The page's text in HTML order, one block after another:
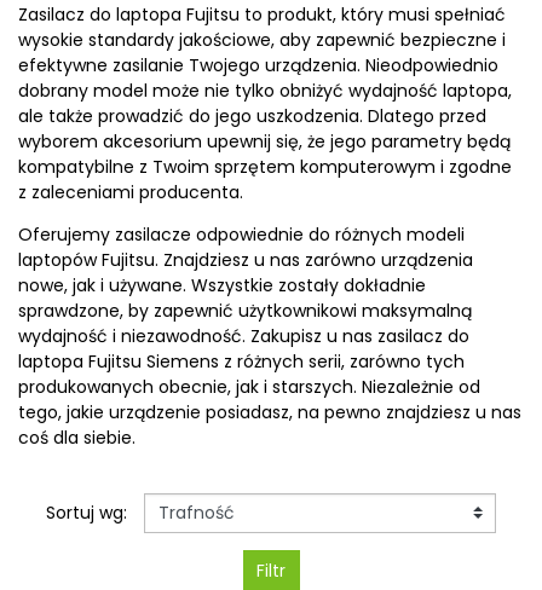
Zasilacz do laptopa Fujitsu to produkt, który musi spełniać
wysokie standardy jakościowe, aby zapewnić bezpieczne i
efektywne zasilanie Twojego urządzenia. Nieodpowiednio
dobrany model może nie tylko obniżyć wydajność laptopa,
ale także prowadzić do jego uszkodzenia. Dlatego przed
wyborem akcesorium upewnij się, że jego parametry będą
kompatybilne z Twoim sprzętem komputerowym i zgodne
z zaleceniami producenta.
Oferujemy zasilacze odpowiednie do różnych modeli
laptopów Fujitsu. Znajdziesz u nas zarówno urządzenia
nowe, jak i używane. Wszystkie zostały dokładnie
sprawdzone, by zapewnić użytkownikowi maksymalną
wydajność i niezawodność. Zakupisz u nas zasilacz do
laptopa Fujitsu Siemens z różnych serii, zarówno tych
produkowanych obecnie, jak i starszych. Niezależnie od
tego, jakie urządzenie posiadasz, na pewno znajdziesz u nas
coś dla siebie.
Sortuj wg:
Filtr